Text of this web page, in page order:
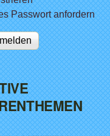
Passwort anfordern